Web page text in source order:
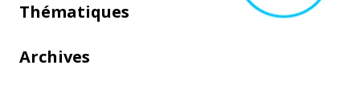
Thématiques
Archives